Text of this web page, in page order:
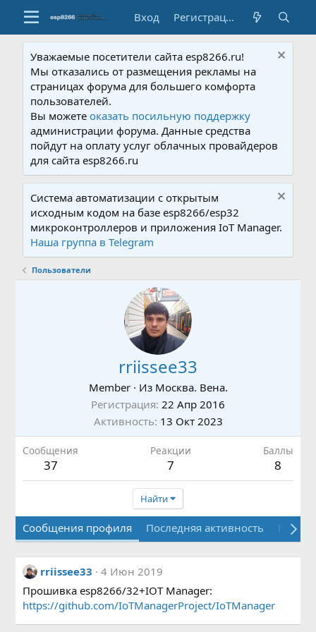
Вход Регистрация
Уважаемые посетители сайта esp8266.ru!
Мы отказались от размещения рекламы на
страницах форума для большего комфорта
пользователей.
Вы можетеоказать посильную поддержку
администрации форума. Данные средства
пойдут на оплату услуг облачных провайдеров
для сайта esp8266.ru
Система автоматизации с открытым
исходным кодом на базе esp8266/esp32
микроконтроллеров и приложения IoT Manager.
Наша группа в Telegram
Пользователи
rriissee33
Member · Из Москва. Вена.
Регистрация 22 Апр 2016
Активность 13 Окт 2023
Сообщения
37
Реакции
7
Баллы
8
Найти
Сообщения профиля Последняя активность
rriissee33
4 Июн 2019
Прошивка esp8266/32+IOT Manager:
https://github.com/IoTManagerProject/IoTManager